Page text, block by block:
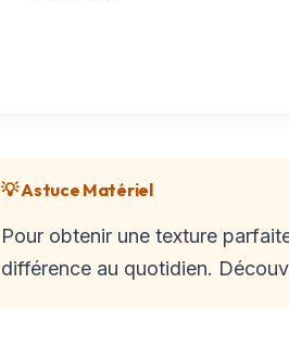
💡 Astuce Matériel
Pour obtenir une texture
différence au quotidien.